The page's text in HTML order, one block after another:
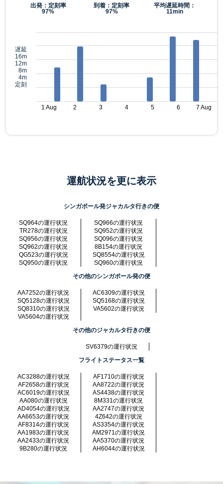
出発：定刻率
97%
到着：定刻率
97%
平均遅延時間：
11min
遅延
16m
12m
8m
4m
定刻
1 Aug 2 3 4 5 6 7 Aug
運航状況を更に表示
シンガポール発ジャカルタ行きの便
SQ964の運行状況
SQ966の運行状況
TR278の運行状況
SQ952の運行状況
SQ956の運行状況
SQ096の運行状況
SQ962の運行状況
8B154の運行状況
QG523の運行状況
SQ8554の運行状況
SQ950の運行状況
SQ960の運行状況
その他のシンガポール発の便
AA7252の運行状況
AC6309の運行状況
SQ5128の運行状況
SQ5168の運行状況
SQ8310の運行状況
VA5602の運行状況
VA5604の運行状況
その他のジャカルタ行きの便
SV6379の運行状況
フライトステータス一覧
AC3288の運行状況
AF1710の運行状況
AF2658の運行状況
AA8722の運行状況
AC6019の運行状況
AS4438の運行状況
AA080の運行状況
8M331の運行状況
AD4054の運行状況
AA2747の運行状況
AA6653の運行状況
4Z642の運行状況
AF8314の運行状況
AS3354の運行状況
AA1983の運行状況
AM2971の運行状況
AA2433の運行状況
AA5370の運行状況
9B280の運行状況
AH6044の運行状況